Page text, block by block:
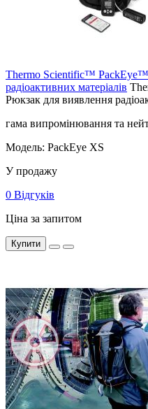
Thermo Scientific™
радіоактивних матеріалів
Рюкзак для виявлення
гама випромінювання та
Модель: PackEye XS
У продажу
0 Відгуків
Ціна за запитом
Купити